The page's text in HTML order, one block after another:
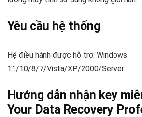
Yêu cầu hệ thống
Hệ điều hành được hỗ trợ: Windows
11/10/8/7/Vista/XP/2000/Server.
Hướng dẫn nhận key
Your Data Recovery